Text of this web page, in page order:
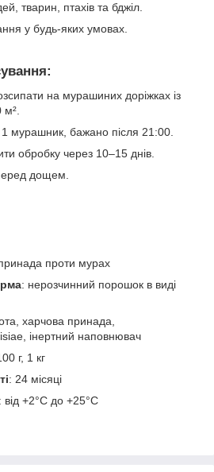
тварин, птахів та бджіл.
у будь-яких умовах.
на мурашиних доріжках із
м².
1 мурашник, бажано після 21:00.
обробку через 10–15 днів.
дощем.
проти мурах
: нерозчинний порошок в виді
харчова принада,
інертний наповнювач
г, 1 кг
: 24 місяці
: від +2°C до +25°C